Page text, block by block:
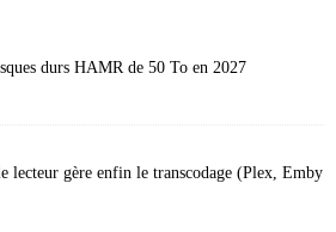
durs HAMR de 50 To en 2027
lecteur gère enfin le transcodage (Plex, Emby